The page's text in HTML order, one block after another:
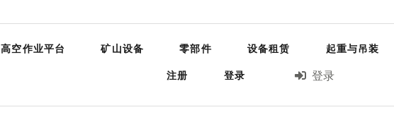
高空作业平台 矿山设备 零部件 设备租赁 起重与吊装
注册
登录 登录